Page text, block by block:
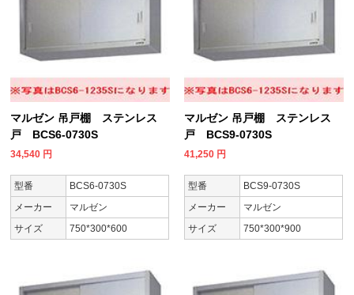
マルゼン 吊戸棚 ステンレス
戸 BCS6-0730S
34,540 円
型番
BCS6-0730S
メーカー
マルゼン
サイズ
750*300*600
マルゼン 吊戸棚 ステンレス
戸 BCS9-0730S
41,250 円
型番
BCS9-0730S
メーカー
マルゼン
サイズ
750*300*900